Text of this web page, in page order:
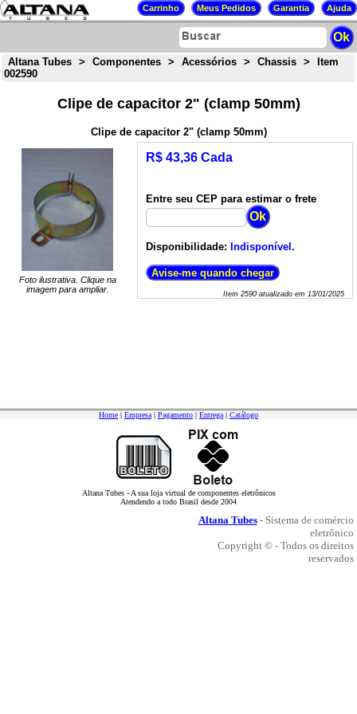
Altana Tubes > Componentes > Acessórios > Chassis >
Item
002590
Clipe de capacitor 2" (clamp 50mm)
Clipe de capacitor 2" (clamp 50mm)
Foto ilustrativa. Clique na
imagem para ampliar.
R$ 43,36 Cada
Entre seu CEP para estimar o frete
Disponibilidade: Indisponível.
Item 2590atualizado em 13/01/2025
Home | Empresa | Pagamento | Entrega | Catálogo
Altana Tubes - A sua loja virtual de componentes eletrônicos
Atendendo a todo Brasil desde 2004
Altana Tubes- Sistema de comércio
eletrônico
Copyright © - Todos os direitos
reservados